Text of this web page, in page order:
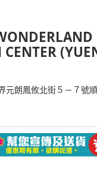
元朗鳳攸北街５－７號